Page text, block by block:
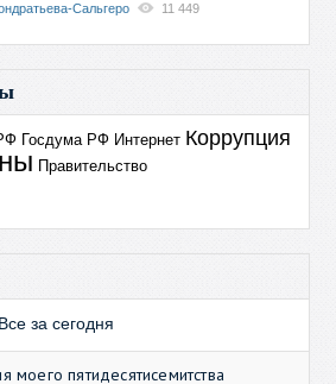
Сальгеро 11 449
Госдума РФ Интернет Коррупция
Правительство
Все за сегодня
моего пятидесятисемитства